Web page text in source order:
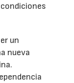
un
nueva